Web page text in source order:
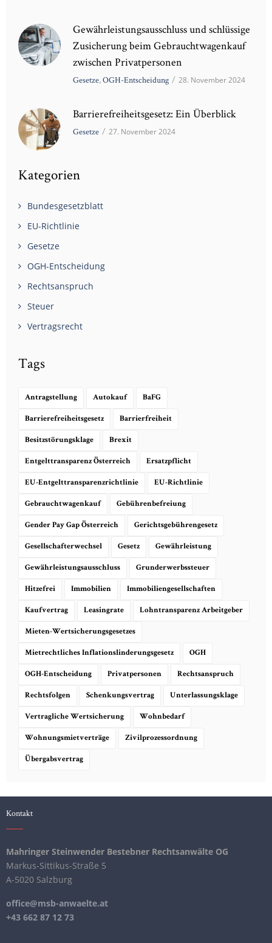
Gewährleistungsausschluss und schlüssige
Zusicherung beim Gebrauchtwagenkauf
zwischen Privatpersonen
Gesetze,OGH-Entscheidung / 28. November 2024
Barrierefreiheitsgesetz: Ein Überblick
Gesetze / 27. November 2024
Kategorien
Bundesgesetzblatt
EU-Richtlinie
Gesetze
OGH-Entscheidung
Rechtsanspruch
Steuer
Vertragsrecht
Tags
Antragstellung Autokauf BaFG
Barrierefreiheitsgesetz Barrierfreiheit
Besitzstörungsklage Brexit
Entgelttransparenz Österreich Ersatzpflicht
EU-Entgelttransparenzrichtlinie EU-Richtlinie
Gebrauchtwagenkauf Gebührenbefreiung
Gender Pay Gap Österreich Gerichtsgebührengesetz
Gesellschafterwechsel Gesetz Gewährleistung
Gewährleistungsausschluss Grunderwerbssteuer
Hitzefrei Immobilien Immobiliengesellschaften
Kaufvertrag Leasingrate Lohntransparenz Arbeitgeber
Mieten-Wertsicherungsgesetzes
Mietrechtliches Inflationslinderungsgesetz OGH
OGH-Entscheidung Privatpersonen Rechtsanspruch
Rechtsfolgen Schenkungsvertrag Unterlassungsklage
Vertragliche Wertsicherung Wohnbedarf
Wohnungsmietverträge Zivilprozessordnung
Übergabsvertrag
Kontakt
Mahringer Steinwender Bestebner Rechtsanwälte OG
Markus-Sittikus-Straße 5
A-5020 Salzburg
office@msb-anwaelte.at
+43 662 87 12 73